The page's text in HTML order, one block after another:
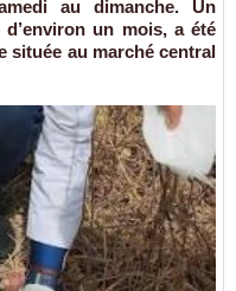
au dimanche. Un
un mois, a été
située au marché central